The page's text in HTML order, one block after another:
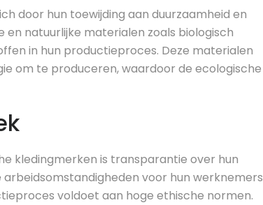
door hun toewijding aan duurzaamheid en
en natuurlijke materialen zoals biologisch
in hun productieproces. Deze materialen
om te produceren, waardoor de ecologische
kledingmerken is transparantie over hun
voor hun werknemers
voldoet aan hoge ethische normen.